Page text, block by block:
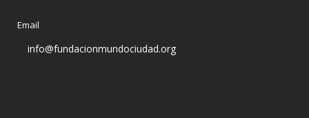
Email
info@fundacionmundociudad.org